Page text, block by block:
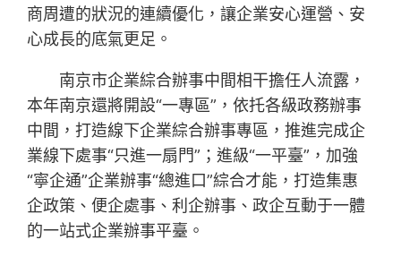
商周遭的狀況的連續優化，讓企業安心運營、安
心成長的底氣更足。
南京市企業綜合辦事中間相干擔任人流露，
本年南京還將開設“一專區”，依托各級政務辦事
中間，打造線下企業綜合辦事專區，推進完成企
業線下處事“只進一扇門”；進級“一平臺”，加強
“寧企通”企業辦事“總進口”綜合才能，打造集惠
企政策、便企處事、利企辦事、政企互動于一體
的一站式企業辦事平臺。